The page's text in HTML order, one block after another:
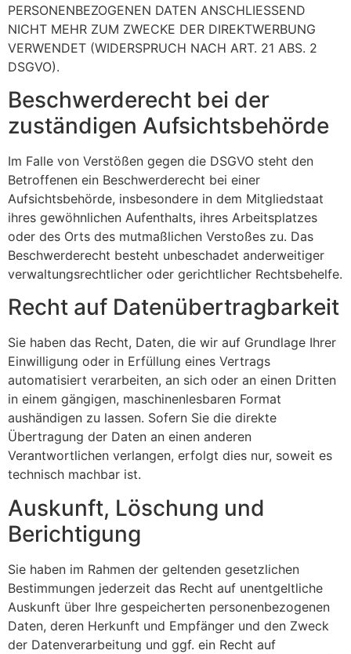
PERSONENBEZOGENEN DATEN ANSCHLIESSEND
NICHT MEHR ZUM ZWECKE DER DIREKTWERBUNG
VERWENDET (WIDERSPRUCH NACH ART. 21 ABS. 2
DSGVO).
Beschwerde­recht bei der
zuständigen Aufsichts­behörde
Im Falle von Verstößen gegen die DSGVO steht den
Betroffenen ein Beschwerderecht bei einer
Aufsichtsbehörde, insbesondere in dem Mitgliedstaat
ihres gewöhnlichen Aufenthalts, ihres Arbeitsplatzes
oder des Orts des mutmaßlichen Verstoßes zu. Das
Beschwerderecht besteht unbeschadet anderweitiger
verwaltungsrechtlicher oder gerichtlicher Rechtsbehelfe.
Recht auf Daten­übertrag­barkeit
Sie haben das Recht, Daten, die wir auf Grundlage Ihrer
Einwilligung oder in Erfüllung eines Vertrags
automatisiert verarbeiten, an sich oder an einen Dritten
in einem gängigen, maschinenlesbaren Format
aushändigen zu lassen. Sofern Sie die direkte
Übertragung der Daten an einen anderen
Verantwortlichen verlangen, erfolgt dies nur, soweit es
technisch machbar ist.
Auskunft, Löschung und
Berichtigung
Sie haben im Rahmen der geltenden gesetzlichen
Bestimmungen jederzeit das Recht auf unentgeltliche
Auskunft über Ihre gespeicherten personenbezogenen
Daten, deren Herkunft und Empfänger und den Zweck
der Datenverarbeitung und ggf. ein Recht auf